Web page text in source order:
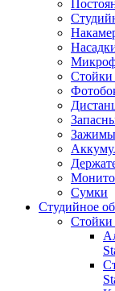
Стойки
Сумки
Студийное
Стойки